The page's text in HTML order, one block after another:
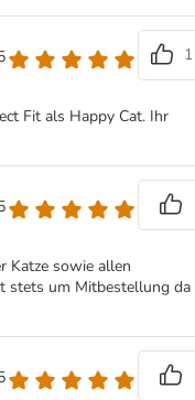
1
Fit als Happy Cat. Ihr
Katze sowie allen
stets um Mitbestellung da